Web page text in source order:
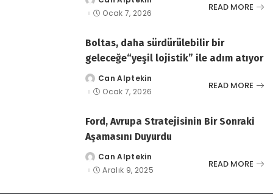
tarafından
gönderildi
Ocak 7, 2026
READ MORE
Boltas, daha sürdürülebilir bir
geleceğe“yeşil lojistik” ile adım atıyor
tarafından
gönderildi
Can Alptekin
Ocak 7, 2026
READ MORE
Ford, Avrupa Stratejisinin Bir Sonraki
Aşamasını Duyurdu
tarafından
gönderildi
Can Alptekin
Aralık 9, 2025
READ MORE